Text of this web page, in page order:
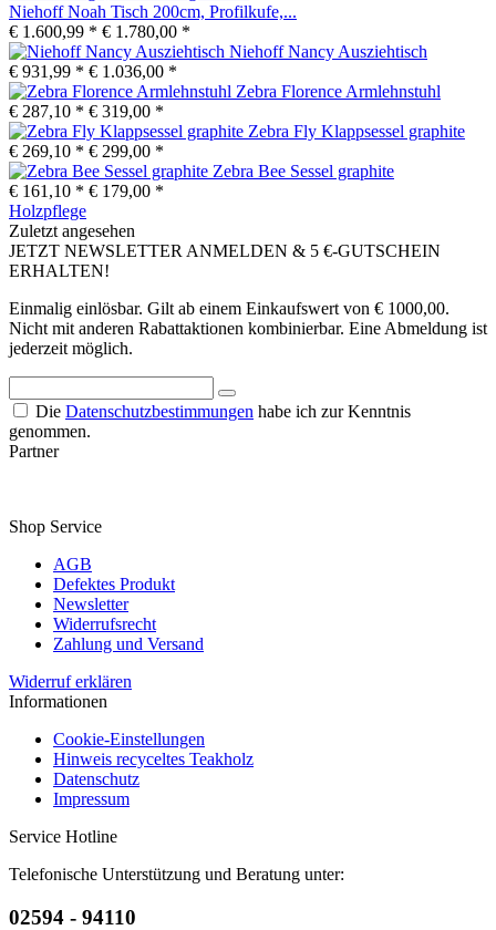
Niehoff Noah Tisch 200cm, Profilkufe,...
€ 1.600,99 * € 1.780,00 *
Niehoff Nancy Ausziehtisch
€ 931,99 * € 1.036,00 *
Zebra Florence Armlehnstuhl
€ 287,10 * € 319,00 *
Zebra Fly Klappsessel graphite
€ 269,10 * € 299,00 *
Zebra Bee Sessel graphite
€ 161,10 * € 179,00 *
Holzpflege
Zuletzt angesehen
JETZT NEWSLETTER ANMELDEN & 5 €-GUTSCHEIN
ERHALTEN!
Einmalig einlösbar. Gilt ab einem Einkaufswert von € 1000,00.
Nicht mit anderen Rabattaktionen kombinierbar. Eine Abmeldung ist
jederzeit möglich.
Die Datenschutzbestimmungen habe ich zur Kenntnis
genommen.
Partner
Shop Service
AGB
Defektes Produkt
Newsletter
Widerrufsrecht
Zahlung und Versand
Widerruf erklären
Informationen
Cookie-Einstellungen
Hinweis recyceltes Teakholz
Datenschutz
Impressum
Service Hotline
Telefonische Unterstützung und Beratung unter:
02594 - 94110